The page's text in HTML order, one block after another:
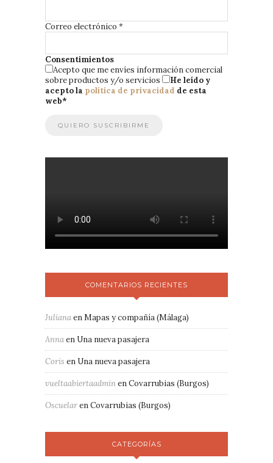
Correo electrónico *
Consentimientos
Acepto que me envíes información comercial
sobre productos y/o servicios
He leído y
acepto la política de privacidad de esta
web*
COMENTARIOS RECIENTES
JulianaenMapas y compañía (Málaga)
Annaen Una nueva pasajera
Coris en Una nueva pasajera
vueltaabiertaadminenCovarrubias (Burgos)
OscuelarenCovarrubias (Burgos)
CATEGORÍAS